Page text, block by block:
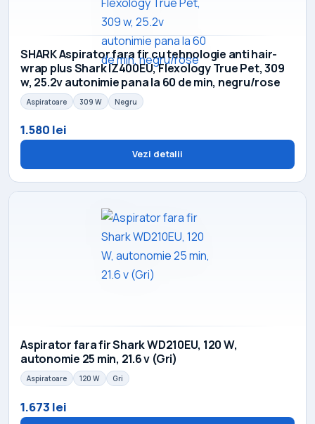
SHARK Aspirator fara fir cu tehnologie anti hair-
wrap plus Shark IZ400EU, Flexology True Pet, 309
w, 25.2v autonimie pana la 60 de min, negru/rose
Aspiratoare 309 W Negru
1.580 lei
Vezi detalii
Aspirator fara fir Shark WD210EU, 120 W,
autonomie 25 min, 21.6 v (Gri)
Aspiratoare 120 W Gri
1.673 lei